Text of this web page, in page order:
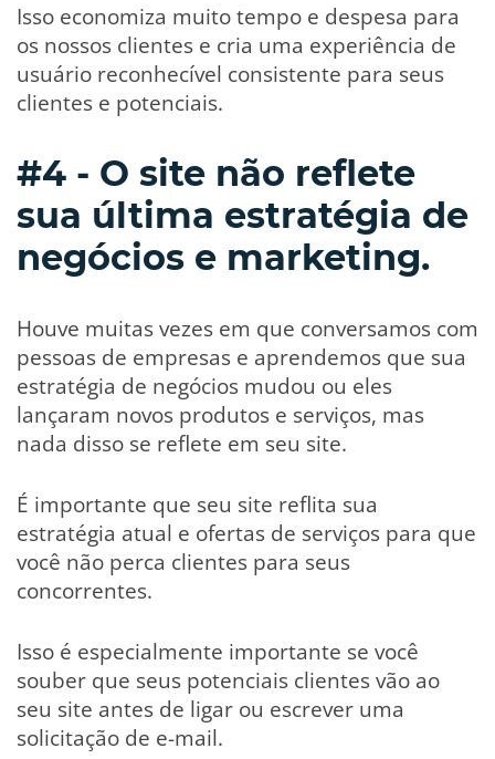
Isso economiza muito tempo e despesa para
os nossos clientes e cria uma experiência de
usuário reconhecível consistente para seus
clientes e potenciais.
#4 - O site não reflete
sua última estratégia de
negócios e marketing.
Houve muitas vezes em que conversamos com
pessoas de empresas e aprendemos que sua
estratégia de negócios mudou ou eles
lançaram novos produtos e serviços, mas
nada disso se reflete em seu site.
É importante que seu site reflita sua
estratégia atual e ofertas de serviços para que
você não perca clientes para seus
concorrentes.
Isso é especialmente importante se você
souber que seus potenciais clientes vão ao
seu site antes de ligar ou escrever uma
solicitação de e-mail.